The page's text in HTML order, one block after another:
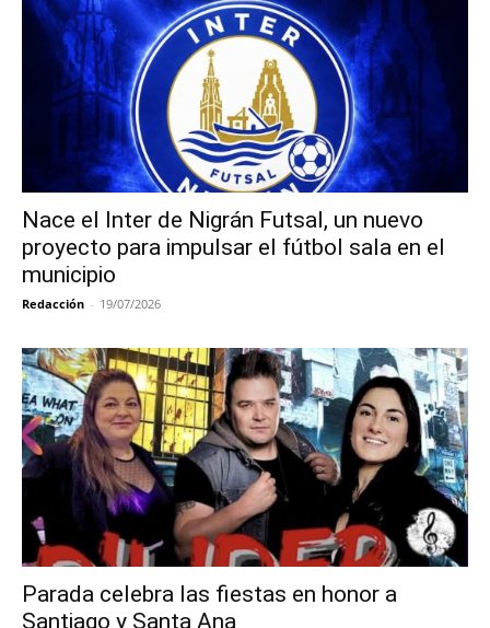
Nace el Inter de Nigrán Futsal, un nuevo
proyecto para impulsar el fútbol sala en el
municipio
Redacción - 19/07/2026
Parada celebra las fiestas en honor a
Santiago y Santa Ana